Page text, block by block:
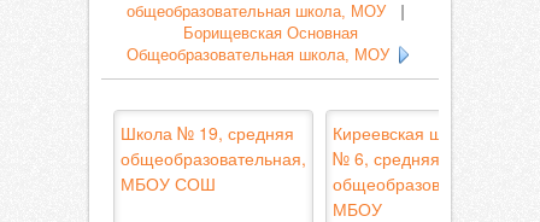
общеобразовательная школа, МОУ|
Борищевская Основная
Общеобразовательная школа, МОУ
Школа № 19, средняя
общеобразовательная,
МБОУ СОШ
Киреевская школа
№ 6, средняя
общеобразовательная,
МБОУ